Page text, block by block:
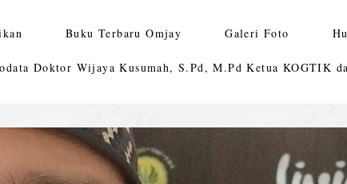
Buku Terbaru Omjay Galeri Foto
Doktor Wijaya Kusumah, S.Pd, M.Pd Ketua KOGTIK